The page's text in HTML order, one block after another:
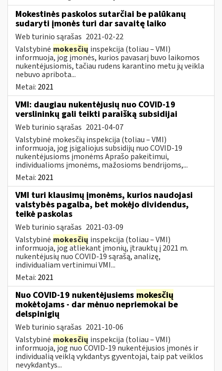
Mokestinės paskolos sutarčiai be palūkanų
sudaryti įmonės turi dar savaitę laiko
Web turinio sąrašas 2021-02-22
Valstybinė mokesčių inspekcija (toliau – VMI)
informuoja, jog įmonės, kurios pavasarį buvo laikomos
nukentėjusiomis, tačiau rudens karantino metu jų veikla
nebuvo apribota...
Metai: 2021
VMI: daugiau nukentėjusių nuo COVID-19
verslininkų gali teikti paraišką subsidijai
Web turinio sąrašas 2021-04-07
Valstybinė mokesčių inspekcija (toliau – VMI)
informuoja, jog įsigaliojus subsidijų nuo COVID-19
nukentėjusioms įmonėms Aprašo pakeitimui,
individualioms įmonėms, mažosioms bendrijoms,...
Metai: 2021
VMI turi klausimų įmonėms, kurios naudojasi
valstybės pagalba, bet mokėjo dividendus,
teikė paskolas
Web turinio sąrašas 2021-03-09
Valstybinė mokesčių inspekcija (toliau – VMI)
informuoja, jog atliekant įmonių, įtrauktų į 2021 m.
nukentėjusių nuo COVID-19 sąrašą, analizę,
individualiam vertinimui VMI...
Metai: 2021
Nuo COVID-19 nukentėjusiems mokesčių
mokėtojams - dar mėnuo nepriemokai be
delspinigių
Web turinio sąrašas 2021-10-06
Valstybinė mokesčių inspekcija (toliau – VMI)
informuoja, jog nuo COVID-19 nukentėjusios įmonės ir
individualią veiklą vykdantys gyventojai, taip pat veiklos
nevykdantys...